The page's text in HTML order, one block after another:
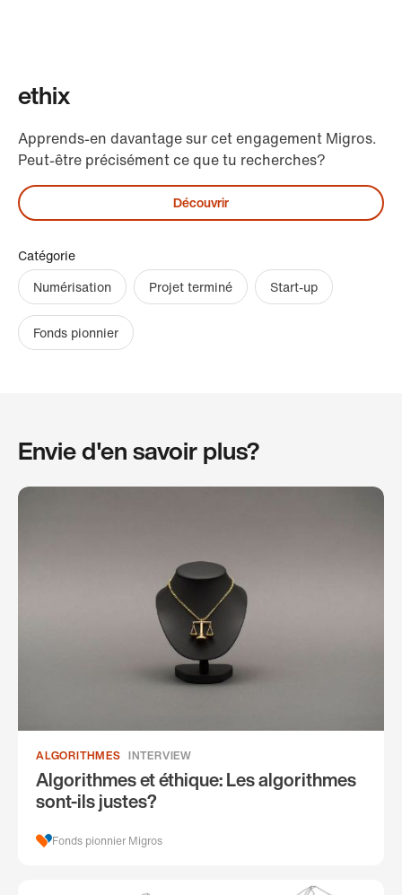
ethix
Apprends-en davantage sur cet engagement Migros.
Peut-être précisément ce que tu recherches?
Découvrir
Catégorie
Numérisation
Projet terminé Start-up
Fonds pionnier
Envie d'en savoir plus?
ALGORITHMES INTERVIEW
Algorithmes et éthique: Les algorithmes
sont-ils justes?
Fonds pionnier Migros